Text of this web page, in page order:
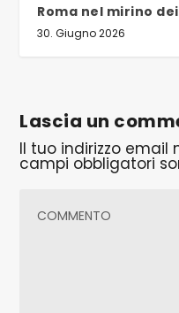
Roma nel mirino
30. Giugno 2026
Lascia un
Il tuo indirizzo email
campi obbligatori